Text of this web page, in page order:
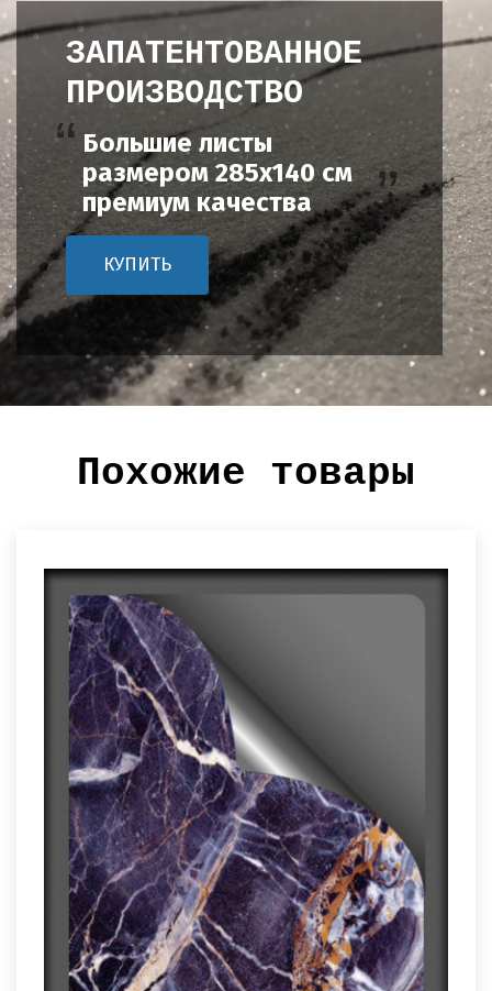
ЗАПАТЕНТОВАННОЕ
ПРОИЗВОДСТВО
Большие листы
размером 285х140 см
премиум качества
КУПИТЬ
Похожие товары